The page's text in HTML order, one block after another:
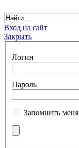
Вход на сайт
Закрыть
Логин
Пароль
Запомнить меня